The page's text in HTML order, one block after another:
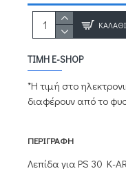
ΤΙΜΉ E-SHOP
*Η τιμή στο
διαφέρουν από το
ΠΕΡΙΓΡΑΦΉ
Λεπίδα για PS 30 K-
ΚΑΛΆΘΙ